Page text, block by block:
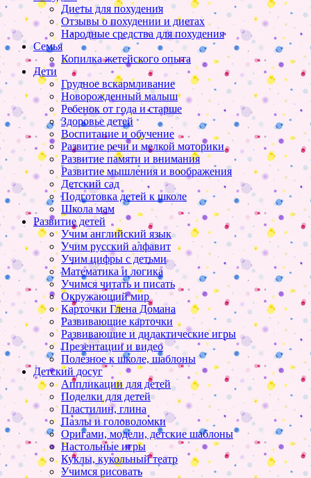
Диеты для похудения
Отзывы о похудении и диетах
Народные средства для похудения
Семья
Копилка жетейского опыта
Дети
Грудное вскармливание
Новорожденный малыш
Ребенок от года и старше
Здоровье детей
Воспитание и обучение
Развитие речи и мелкой моторики
Развитие памяти и внимания
Развитие мышления и воображения
Детский сад
Подготовка детей к школе
Школа мам
Развитие детей
Учим английский язык
Учим русский алфавит
Учим цифры с детьми
Математика и логика
Учимся читать и писать
Окружающий мир
Карточки Глена Домана
Развивающие карточки
Развивающие и дидактические игры
Презентации и видео
Полезное к школе, шаблоны
Детский досуг
Аппликации для детей
Поделки для детей
Пластилин, глина
Пазлы и головоломки
Оригами, модели, детские шаблоны
Настольные игры
Куклы, кукольный театр
Учимся рисовать